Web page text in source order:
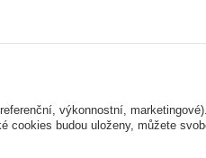
výkonnostní,
budou uloženy, můžete